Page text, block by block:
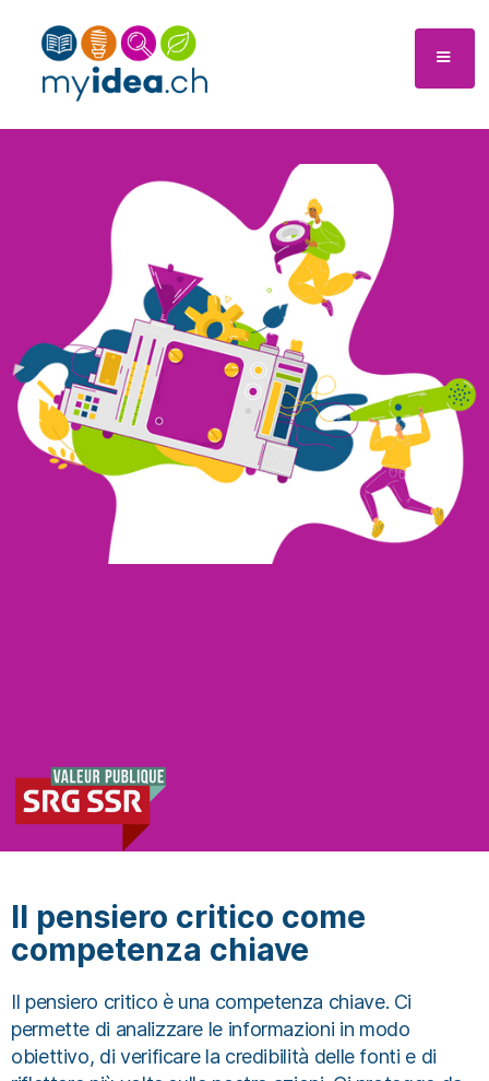
Il pensiero critico come
competenza chiave
Il pensiero critico è una competenza chiave. Ci
permette di analizzare le informazioni in modo
obiettivo, di verificare la credibilità delle fonti e di